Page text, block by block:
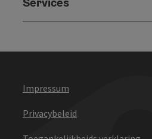
Impressum
Privacybeleid